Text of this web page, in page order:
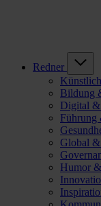
Redner
Bildung
Digital
Global
Humor